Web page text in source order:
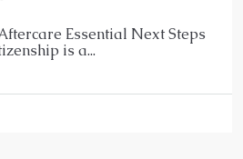
Essential Next Steps
is a...